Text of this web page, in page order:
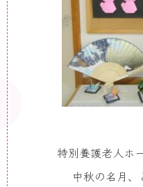
特別養護老人ホ
中秋の名月、